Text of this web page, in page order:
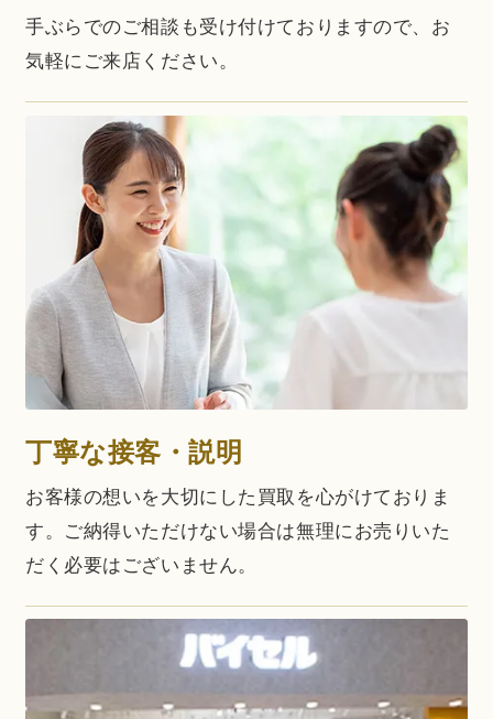
手ぶらでのご相談も受け付けておりますので、お
気軽にご来店ください。
丁寧な接客・説明
お客様の想いを大切にした買取を心がけておりま
す。ご納得いただけない場合は無理にお売りいた
だく必要はございません。